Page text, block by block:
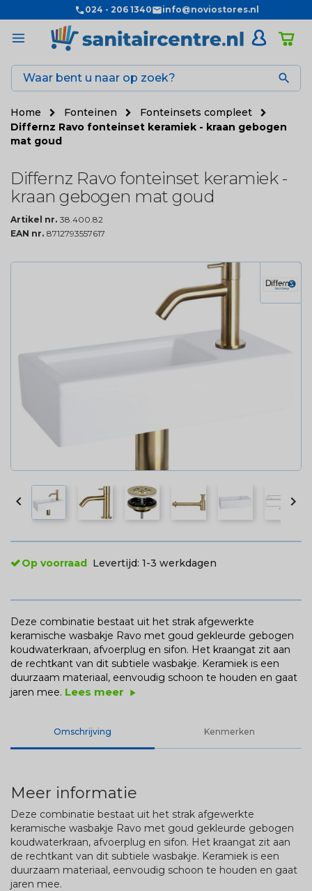
024 - 206 1340 info@noviostores.nl

Home Fonteinen
Fonteinsets compleet
Differnz Ravo fonteinset keramiek - kraan gebogen
mat goud
Differnz Ravo fonteinset keramiek -
kraan gebogen mat goud
Artikel nr. 38.400.82
EAN nr. 8712793557617
 
Op voorraad Levertijd: 1-3 werkdagen
Deze combinatie bestaat uit het strak afgewerkte
keramische wasbakje Ravo met goud gekleurde gebogen
koudwaterkraan, afvoerplug en sifon. Het kraangat zit aan
de rechtkant van dit subtiele wasbakje. Keramiek is een
duurzaam materiaal, eenvoudig schoon te houden en gaat
jaren mee. Lees meer play_arrow
Omschrijving Kenmerken
Meer informatie
Deze combinatie bestaat uit het strak afgewerkte
keramische wasbakje Ravo met goud gekleurde gebogen
koudwaterkraan, afvoerplug en sifon. Het kraangat zit aan
de rechtkant van dit subtiele wasbakje. Keramiek is een
duurzaam materiaal, eenvoudig schoon te houden en gaat
jaren mee.